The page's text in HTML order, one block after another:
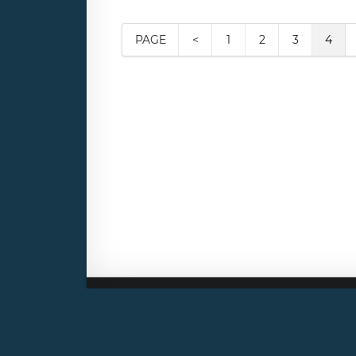
PAGE < 1 2 3 4